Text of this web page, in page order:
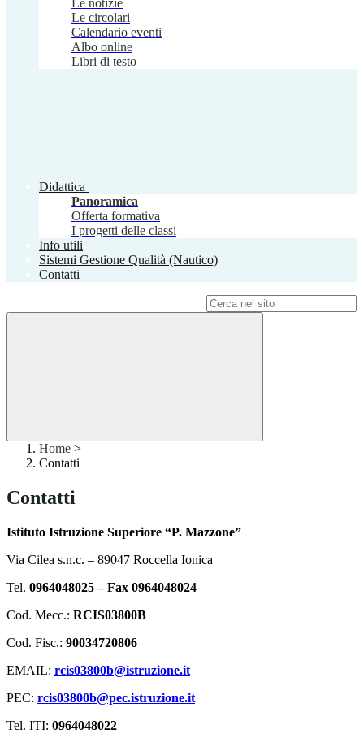
Le notizie
Le circolari
Calendario eventi
Albo online
Libri di testo
Didattica
Panoramica
Offerta formativa
I progetti delle classi
Info utili
Sistemi Gestione Qualità (Nautico)
Contatti
Home >
Contatti
Contatti
Istituto Istruzione Superiore “P. Mazzone”
Via Cilea s.n.c. – 89047 Roccella Ionica
Tel. 0964048025 – Fax 0964048024
Cod. Mecc.: RCIS03800B
Cod. Fisc.: 90034720806
EMAIL: rcis03800b@istruzione.it
PEC: rcis03800b@pec.istruzione.it
Tel. ITI: 0964048022